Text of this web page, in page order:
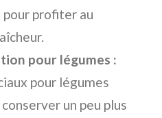
pour profiter au
pour légumes :
pour légumes
un peu plus